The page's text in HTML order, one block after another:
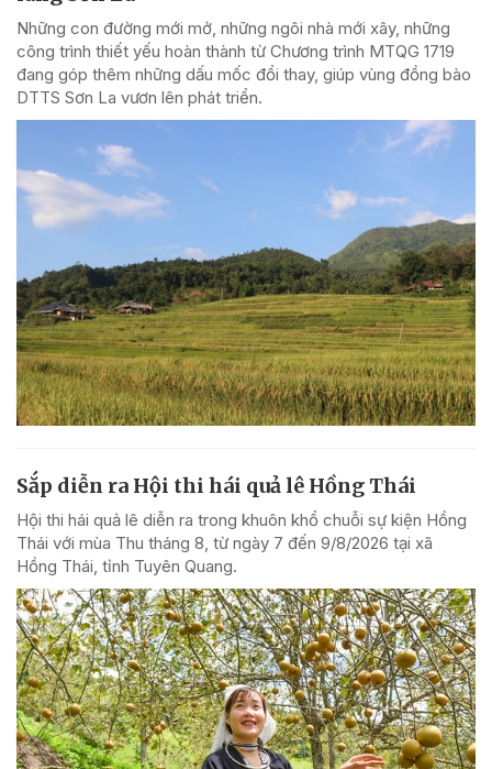
Những con đường mới mở, những ngôi nhà mới xây, những
công trình thiết yếu hoàn thành từ Chương trình MTQG 1719
đang góp thêm những dấu mốc đổi thay, giúp vùng đồng bào
DTTS Sơn La vươn lên phát triển.
Sắp diễn ra Hội thi hái quả lê Hồng Thái
Hội thi hái quả lê diễn ra trong khuôn khổ chuỗi sự kiện Hồng
Thái với mùa Thu tháng 8, từ ngày 7 đến 9/8/2026 tại xã
Hồng Thái, tỉnh Tuyên Quang.